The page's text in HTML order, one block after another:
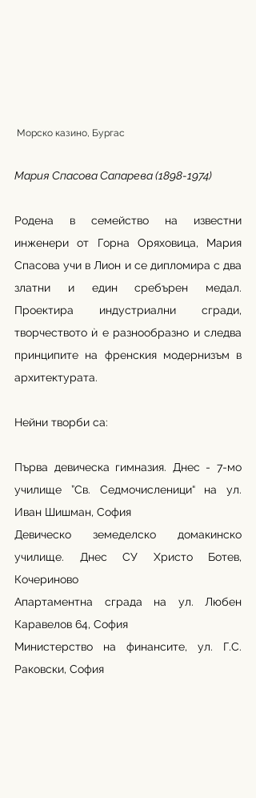
Морско казино, Бургас
Мария Спасова Сапарева (1898-1974)
Родена в семейство на известни
инженери от Горна Оряховица, Мария
Спасова учи в Лион и се дипломира с два
златни и един сребърен медал.
Проектира индустриални сгради,
творчеството ѝ е разнообразно и следва
принципите на френския модернизъм в
архитектурата.
Нейни творби са:
Първа девическа гимназия. Днес - 7-мо
училище ”Св. Седмочисленици“ на ул.
Иван Шишман, София
Девическо земеделско домакинско
училище. Днес СУ Христо Ботев,
Кочериново
Апартаментна сграда на ул. Любен
Каравелов 64, София
Министерство на финансите, ул. Г.С.
Раковски, София